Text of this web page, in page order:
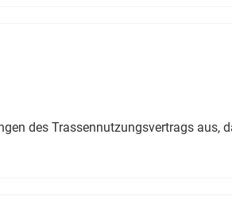
des Trassennutzungsvertrags aus,